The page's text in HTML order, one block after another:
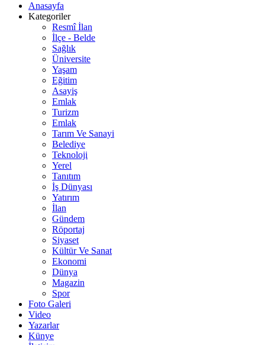
Anasayfa
Kategoriler
Resmî İlan
İlçe - Belde
Sağlık
Üniversite
Yaşam
Eğitim
Asayiş
Emlak
Turizm
Emlak
Tarım Ve Sanayi
Belediye
Teknoloji
Yerel
Tanıtım
İş Dünyası
Yatırım
İlan
Gündem
Röportaj
Siyaset
Kültür Ve Sanat
Ekonomi
Dünya
Magazin
Spor
Foto Galeri
Video
Yazarlar
Künye